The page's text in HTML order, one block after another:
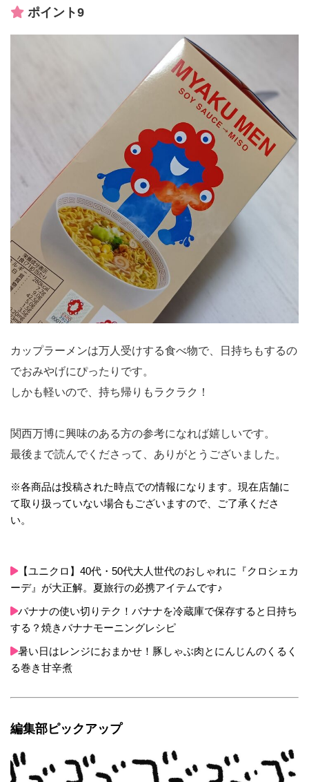
ポイント9
カップラーメンは万人受けする食べ物で、日持ちもするの
でおみやげにぴったりです。
しかも軽いので、持ち帰りもラクラク！
関西万博に興味のある方の参考になれば嬉しいです。
最後まで読んでくださって、ありがとうございました。
※各商品は投稿された時点での情報になります。現在店舗に
て取り扱っていない場合もございますので、ご了承くださ
い。
【ユニクロ】40代・50代大人世代のおしゃれに『クロシェカ
ーデ』が大正解。夏旅行の必携アイテムです♪
バナナの使い切りテク！バナナを冷蔵庫で保存すると日持ち
する？焼きバナナモーニングレシピ
暑い日はレンジにおまかせ！豚しゃぶ肉とにんじんのくるく
る巻き甘辛煮
編集部ピックアップ